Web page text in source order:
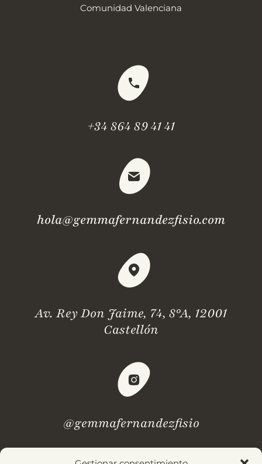
Comunidad Valenciana
+34 864 89 41 41
hola@gemmafernandezfisio.com
Av. Rey Don Jaime, 74, 8ºA, 12001
Castellón
@gemmafernandezfisio